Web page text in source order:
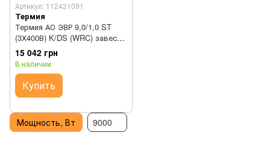
Артикул: 112421091
Термия
Термия АО ЭВР 9,0/1,0 ST
(3Х400В) K/DS (WRC) завеса
тепловая
15 042 грн
В наличии
Купить
Мощность, Вт 9000